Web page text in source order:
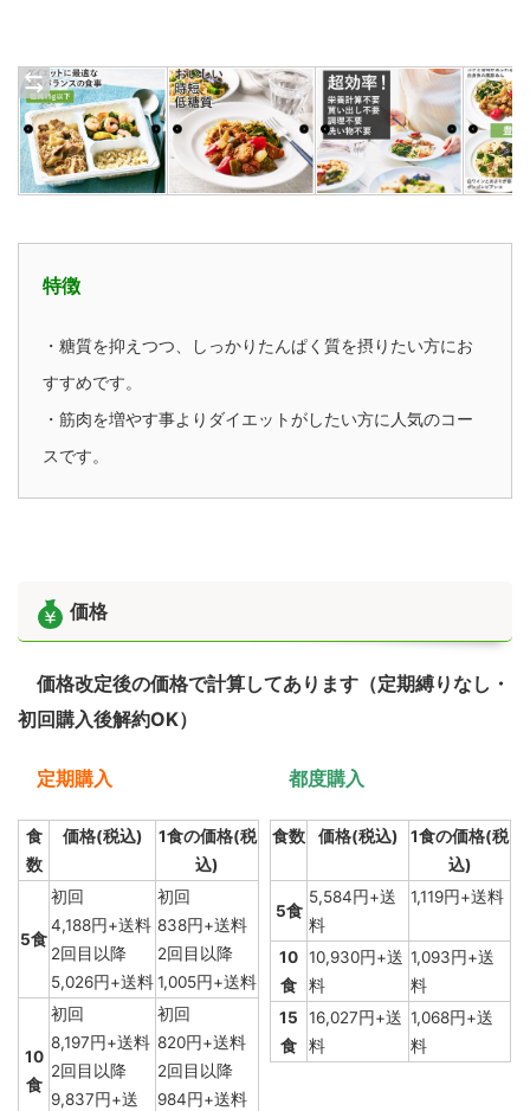
特徴
・糖質を抑えつつ、しっかりたんぱく質を摂りたい方にお
すすめです。
・筋肉を増やす事よりダイエットがしたい方に人気のコー
スです。
価格
価格改定後の価格で計算してあります（定期縛りなし・
初回購入後解約OK）
定期購入
食
数
価格(税込)
1食の価格(税
込)
5食
初回
4,188円+送料
2回目以降
5,026円+送料
初回
838円+送料
2回目以降
1,005円+送料
10
食
初回
8,197円+送料
2回目以降
9,837円+送
初回
820円+送料
2回目以降
984円+送料
都度購入
食数 価格(税込)
1食の価格(税
込)
5食
5,584円+送
料
1,119円+送料
10
食
10,930円+送
料
1,093円+送
料
15
食
16,027円+送
料
1,068円+送
料